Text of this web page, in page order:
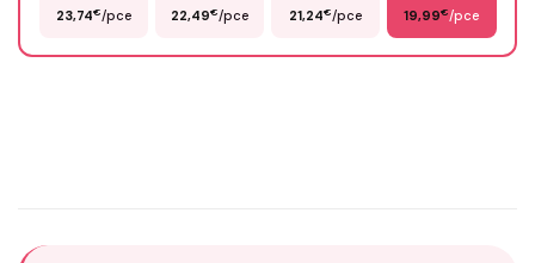
23,74€/pce 22,49€/pce 21,24€/pce 19,99€/pce